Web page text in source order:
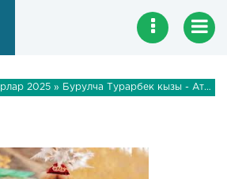
2025 » Бурулча Турарбек кызы - Атакем